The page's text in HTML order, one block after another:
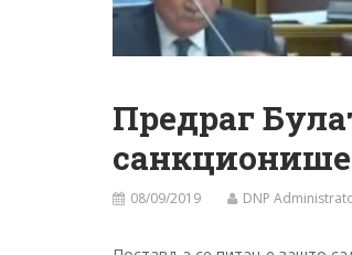
Предраг
08/09/2019 DNP